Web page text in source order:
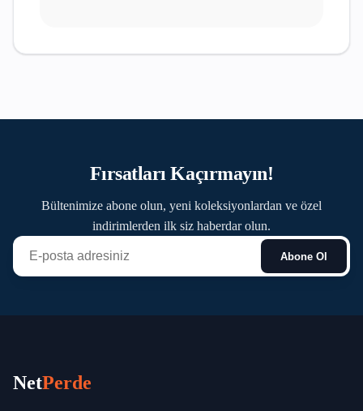
Fırsatları Kaçırmayın!
Bültenimize abone olun, yeni koleksiyonlardan ve özel
indirimlerden ilk siz haberdar olun.
Abone Ol
NetPerde